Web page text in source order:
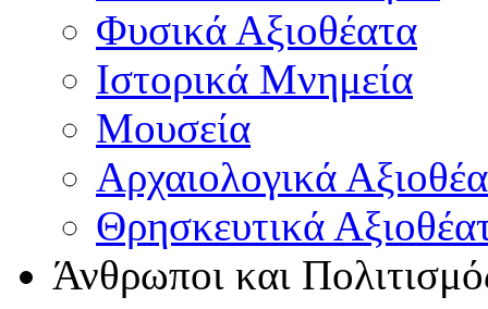
Φυσικά Αξιοθέατα
Ιστορικά Μνημεία
Μουσεία
Αρχαιολογικά
Θρησκευτικά
Άνθρωποι και